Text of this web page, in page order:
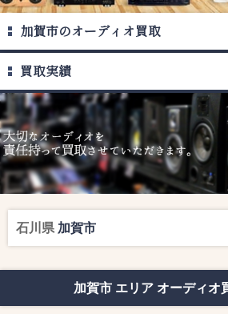
加賀市のオーディオ買取
買取実績
石川県 加賀市
加賀市 エリア オーディオ